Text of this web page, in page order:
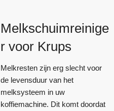
Melkschuimreinige
r voor Krups
Melkresten zijn erg slecht voor
de levensduur van het
melksysteem in uw
koffiemachine. Dit komt doordat